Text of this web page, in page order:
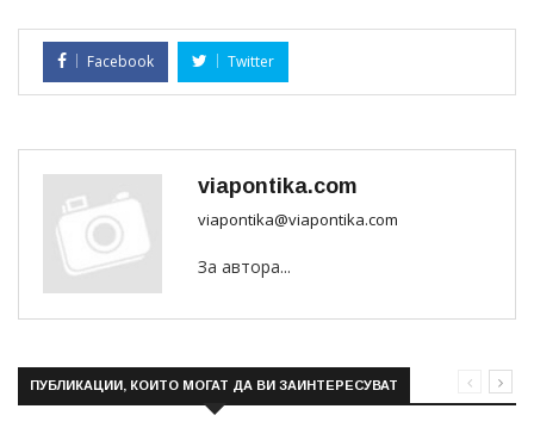
Facebook Twitter
viapontika.com
viapontika@viapontika.com
За автора...
ПУБЛИКАЦИИ, КОИТО МОГАТ ДА ВИ ЗАИНТЕРЕСУВАТ